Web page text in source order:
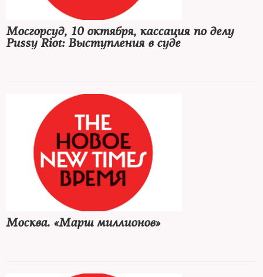
Мосгорсуд, 10 октября, кассация по делу
Pussy Riot: Выступления в суде
Москва. «Марш миллионов»